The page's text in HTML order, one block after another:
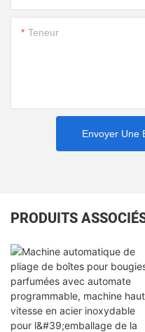
Teneur
Envoyer Une
PRODUITS